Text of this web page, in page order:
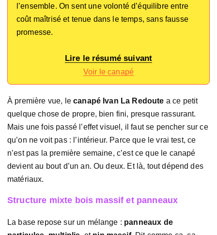
l’ensemble. On sent une volonté d’équilibre entre
coût maîtrisé et tenue dans le temps, sans fausse
promesse.
Lire le résumé suivant
Voir le canapé
À première vue, lecanapé Ivan La Redoute a ce petit
quelque chose de propre, bien fini, presque rassurant.
Mais une fois passé l’effet visuel, il faut se pencher sur ce
qu’on ne voit pas : l’intérieur. Parce que le vrai test, ce
n’est pas la première semaine, c’est ce que le canapé
devient au bout d’un an. Ou deux. Et là, tout dépend des
matériaux.
Structure mixte bois massif et panneaux
La base repose sur un mélange : panneaux de